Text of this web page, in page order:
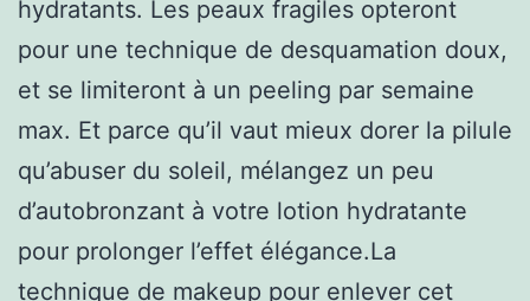
hydratants. Les peaux fragiles opteront
pour une technique de desquamation doux,
et se limiteront à un peeling par semaine
max. Et parce qu’il vaut mieux dorer la pilule
qu’abuser du soleil, mélangez un peu
d’autobronzant à votre lotion hydratante
pour prolonger l’effet élégance.La
technique de makeup pour enlever cet